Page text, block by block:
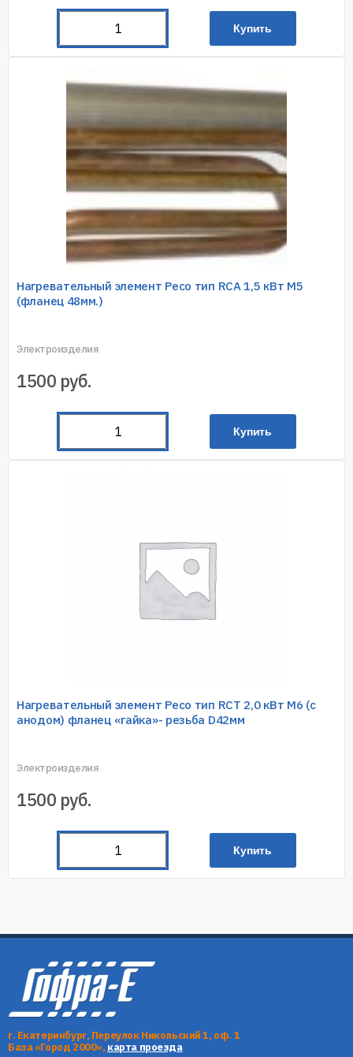
Купить
Нагревательный элемент Ресо тип RCA 1,5 кВт M5
(фланец 48мм.)
Электроизделия
1500 руб.
Купить
Нагревательный элемент Ресо тип RCT 2,0 кВт M6 (с
анодом) фланец «гайка»- резьба D42мм
Электроизделия
1500 руб.
Купить
г. Екатеринбург, Переулок Никольский 1, оф. 1
База «Город 2000», карта проезда